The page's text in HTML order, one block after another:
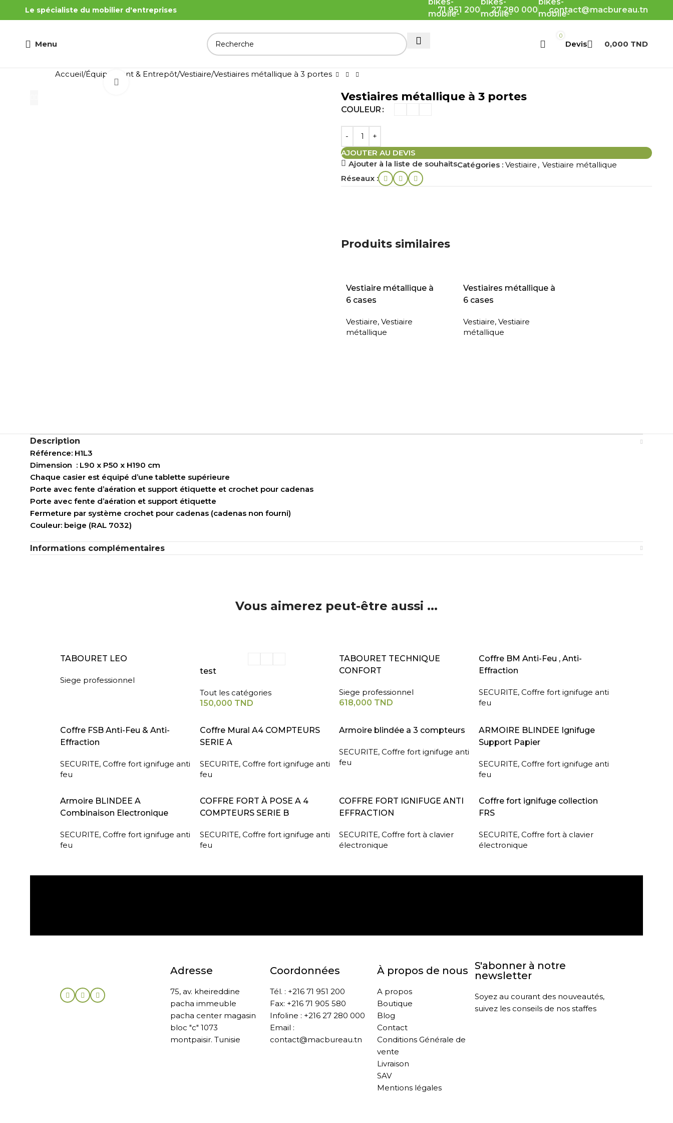
Le spécialiste du mobilier d'entreprises 71 951 200 27 280 000 contact@macbureau.tn
Menu
0
0,000 TND
Accueil Équipement & Entrepôt Vestiaire Vestiaires métallique à 3 portes
Vestiaires métallique à 3 portes
COULEUR
AJOUTER AU DEVIS
Ajouter à la liste de souhaitsCatégories : Vestiaire , Vestiaire métallique
Réseaux :
Produits similaires
Vestiaire métallique à
6 cases
Vestiaire, Vestiaire
métallique
Vestiaires métallique à
6 cases
Vestiaire,Vestiaire
métallique
Description
Référence: H1L3
Dimension : L90 x P50 x H190 cm
Chaque casier est équipé d’une tablette supérieure
Porte avec fente d’aération et support étiquette et crochet pour cadenas
Porte avec fente d’aération et support étiquette
Fermeture par système crochet pour cadenas (cadenas non fourni)
Couleur: beige (RAL 7032)
Informations complémentaires
Vous aimerez peut-être aussi ...
LIRE LA SUITE
TABOURET LEO
Siege professionnel
test
Tout les catégories
150,000 TND
AJOUTER AU PANIER
TABOURET TECHNIQUE
CONFORT
Siege professionnel
618,000 TND
AJOUTER AU PANIER
Coffre BM Anti-Feu , Anti-
Effraction
SECURITE, Coffre fort ignifuge anti
feu
LIRE LA SUITE
Coffre FSB Anti-Feu & Anti-
Effraction
SECURITE, Coffre fort ignifuge anti
feu
LIRE LA SUITE
Coffre Mural A4 COMPTEURS
SERIE A
SECURITE, Coffre fort ignifuge anti
feu
LIRE LA SUITE
Armoire blindée a 3 compteurs
SECURITE, Coffre fort ignifuge anti
feu
LIRE LA SUITE
ARMOIRE BLINDEE Ignifuge
Support Papier
SECURITE, Coffre fort ignifuge anti
feu
LIRE LA SUITE
Armoire BLINDEE A
Combinaison Electronique
SECURITE, Coffre fort ignifuge anti
feu
LIRE LA SUITE
COFFRE FORT À POSE A 4
COMPTEURS SERIE B
SECURITE, Coffre fort ignifuge anti
feu
LIRE LA SUITE
COFFRE FORT IGNIFUGE ANTI
EFFRACTION
SECURITE, Coffre fort à clavier
électronique
LIRE LA SUITE
Coffre fort ignifuge collection
FRS
SECURITE, Coffre fort à clavier
électronique
Adresse
75, av. kheireddine
pacha immeuble
pacha center magasin
bloc "c" 1073
montpaisir. Tunisie
Coordonnées
Tél. : +216 71 951 200
Fax: +216 71 905 580
Infoline : +216 27 280 000
Email :
contact@macbureau.tn
À propos de nous
A propos
Boutique
Blog
Contact
Conditions Générale de
vente
Livraison
SAV
Mentions légales
S'abonner à notre
newsletter
Soyez au courant des nouveautés,
suivez les conseils de nos staffes